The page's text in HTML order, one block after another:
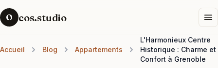
O cos.studio
Accueil Blog Appartements
L'Harmonieux Centre
Historique : Charme et
Confort à Grenoble